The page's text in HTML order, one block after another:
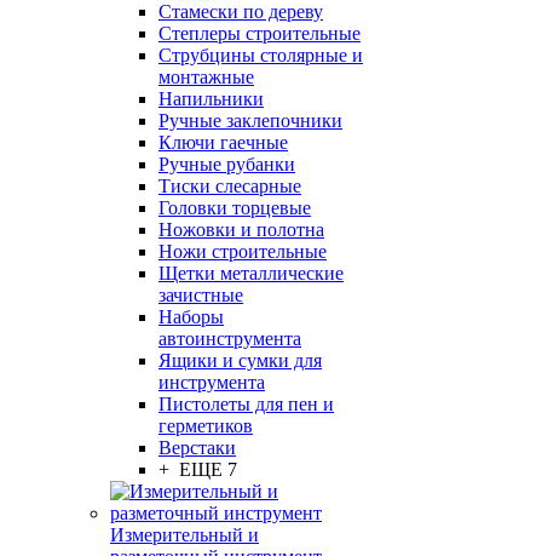
Стамески по дереву
Степлеры строительные
Струбцины столярные и
монтажные
Напильники
Ручные заклепочники
Ключи гаечные
Ручные рубанки
Тиски слесарные
Головки торцевые
Ножовки и полотна
Ножи строительные
Щетки металлические
зачистные
Наборы
автоинструмента
Ящики и сумки для
инструмента
Пистолеты для пен и
герметиков
Верстаки
+ ЕЩЕ 7
Измерительный и